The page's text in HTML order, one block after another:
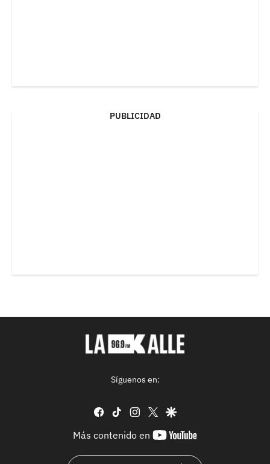
PUBLICIDAD
Síguenos en:
facebook
tiktok instagram
twittergoogle
Más contenido en
youtube-